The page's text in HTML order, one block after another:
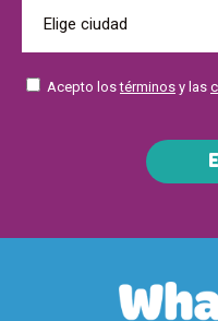
Acepto lostérminos y las